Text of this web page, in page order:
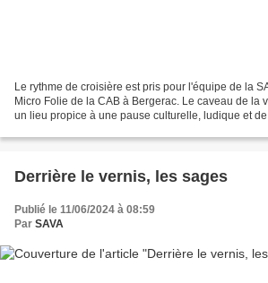
Le rythme de croisière est pris pour l'équipe de la
Micro Folie de la CAB à Bergerac. Le caveau de la
un lieu propice à une pause culturelle, ludique et
Derrière le vernis, les sages
Publié le 11/06/2024 à 08:59
Par SAVA